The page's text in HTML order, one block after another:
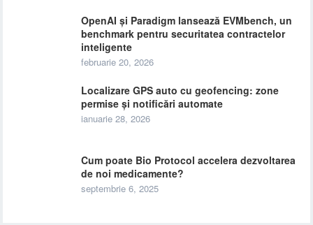
OpenAI și Paradigm lansează EVMbench, un
benchmark pentru securitatea contractelor
inteligente
februarie 20, 2026
Localizare GPS auto cu geofencing: zone
permise și notificări automate
ianuarie 28, 2026
Cum poate Bio Protocol accelera dezvoltarea
de noi medicamente?
septembrie 6, 2025